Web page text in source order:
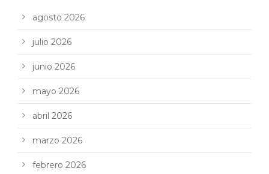
agosto 2026
julio 2026
junio 2026
mayo 2026
abril 2026
marzo 2026
febrero 2026